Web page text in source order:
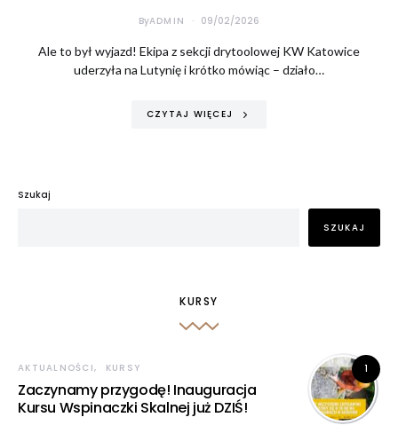
ByADMIN 09/02/2026
Ale to był wyjazd! Ekipa z sekcji drytoolowej KW Katowice
uderzyła na Lutynię i krótko mówiąc – działo…
CZYTAJ WIĘCEJ
Szukaj
SZUKAJ
KURSY
1
AKTUALNOŚCI KURSY
Zaczynamy przygodę! Inauguracja
Kursu Wspinaczki Skalnej już DZIŚ!
Abyśmy mogli
poprawić
funkcjonalność
i strukturę
internetowej,
Jeśli odrzucisz te
pliki cookie,
niektóre funkcje